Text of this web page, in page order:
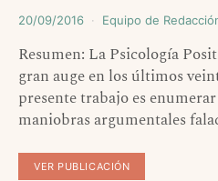
20/09/2016 Equipo de
Resumen: La Psicología
gran auge en los últimos
presente trabajo es
maniobras argumentales
VER PUBLICACIÓN